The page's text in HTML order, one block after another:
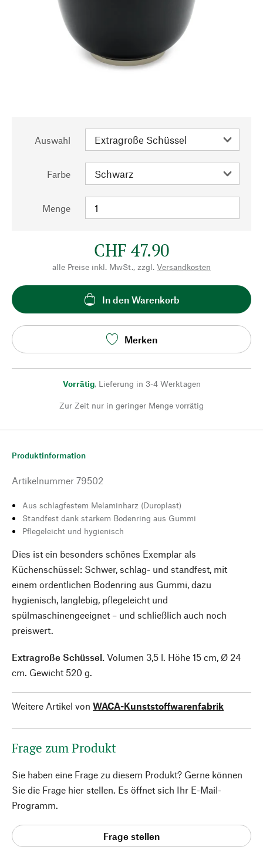
Auswahl
Farbe
Menge
CHF 47.90
alle Preise inkl. MwSt., zzgl. Versandkosten
In den Warenkorb
Merken
Vorrätig, Lieferung in 3-4 Werktagen
Zur Zeit nur in geringer Menge vorrätig
Produktinformation
Artikelnummer 79502
Aus schlagfestem Melaminharz (Duroplast)
Standfest dank starkem Bodenring aus Gummi
Pflegeleicht und hygienisch
Dies ist ein besonders schönes Exemplar als
Küchenschüssel: Schwer, schlag- und standfest, mit
einem ordentlichen Bodenring aus Gummi, dazu
hygienisch, langlebig, pflegeleicht und
spülmaschinengeeignet – und schließlich auch noch
preiswert.
Extragroße Schüssel. Volumen 3,5 l. Höhe 15 cm, Ø 24
cm. Gewicht 520 g.
Weitere Artikel von WACA-Kunststoffwarenfabrik
Frage zum Produkt
Sie haben eine Frage zu diesem Produkt? Gerne können
Sie die Frage hier stellen. Es öffnet sich Ihr E-Mail-
Programm.
Frage stellen